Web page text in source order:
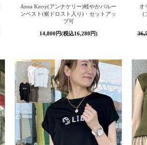
Anna Kerry(アンナケリー)軽やかバルー
ンベスト(裾ドロスト入り)・セットアッ
プ可
14,800円(税込16,280円)
オ
(